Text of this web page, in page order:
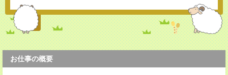
お仕事の概要